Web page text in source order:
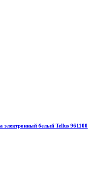
электронный белый Tellus 961100